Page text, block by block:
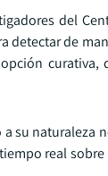
del
detectar de
curativa,
su naturaleza
real